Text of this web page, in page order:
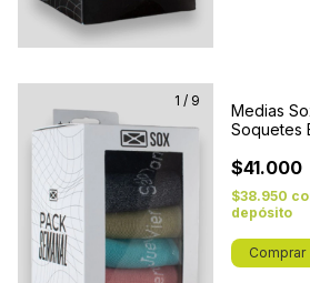
1 / 9
Medias
Soquetes
$41.000
$38.950
depósito
Comprar